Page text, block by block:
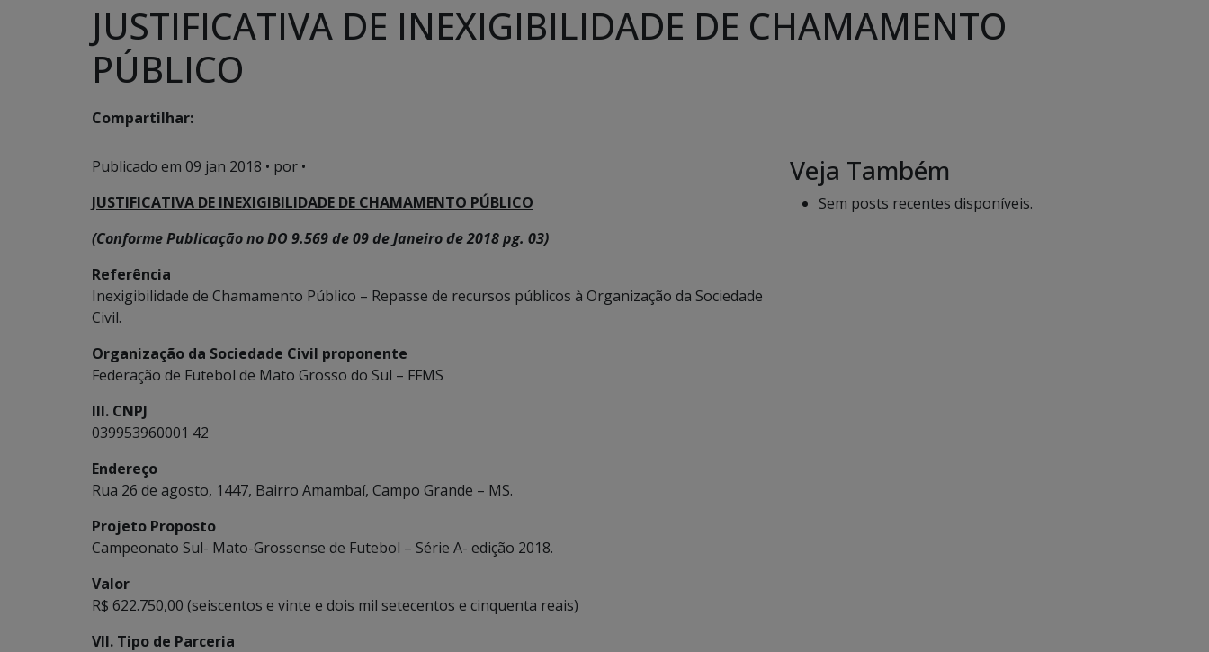
JUSTIFICATIVA DE INEXIGIBILIDADE DE CHAMAMENTO
PÚBLICO
Compartilhar:
Publicado em 09 jan 2018 • por •
JUSTIFICATIVA DE INEXIGIBILIDADE DE CHAMAMENTO PÚBLICO
(Conforme Publicação no DO 9.569 de 09 de Janeiro de 2018 pg. 03)
Referência
Inexigibilidade de Chamamento Público – Repasse de recursos públicos à Organização da Sociedade
Civil.
Organização da Sociedade Civil proponente
Federação de Futebol de Mato Grosso do Sul – FFMS
III. CNPJ
039953960001 42
Endereço
Rua 26 de agosto, 1447, Bairro Amambaí, Campo Grande – MS.
Projeto Proposto
Campeonato Sul- Mato-Grossense de Futebol – Série A- edição 2018.
Valor
R$ 622.750,00 (seiscentos e vinte e dois mil setecentos e cinquenta reais)
VII. Tipo de Parceria
Veja Também
Sem posts recentes disponíveis.